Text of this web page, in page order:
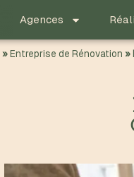
Agences
»Entreprise de Rénovation »